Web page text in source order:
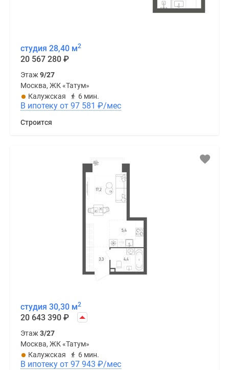
студия 28,40 м2
20 567 280 ₽
Этаж9/27
Москва, ЖК «Татум»
Калужская
6 мин.
В ипотеку от 97 581 ₽/мес
Строится
студия 30,30 м2
20 643 390 ₽
Этаж3/27
Москва, ЖК «Татум»
Калужская
6 мин.
В ипотеку от 97 943 ₽/мес